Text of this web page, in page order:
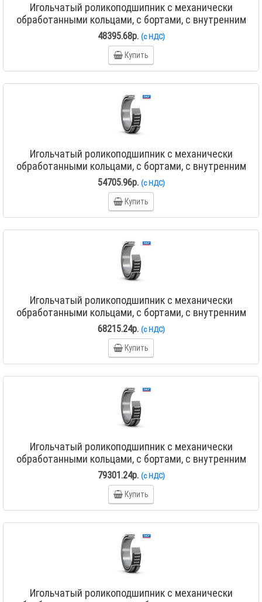
Игольчатый роликоподшипник с механически
обработанными кольцами, с бортами, с внутренним
кольцом NA 4830
48395.68р. (с НДС)
Купить
Игольчатый роликоподшипник с механически
обработанными кольцами, с бортами, с внутренним
кольцом NA 4832
54705.96р. (с НДС)
Купить
Игольчатый роликоподшипник с механически
обработанными кольцами, с бортами, с внутренним
кольцом NA 4834
68215.24р. (с НДС)
Купить
Игольчатый роликоподшипник с механически
обработанными кольцами, с бортами, с внутренним
кольцом NA 4836
79301.24р. (с НДС)
Купить
Игольчатый роликоподшипник с механически